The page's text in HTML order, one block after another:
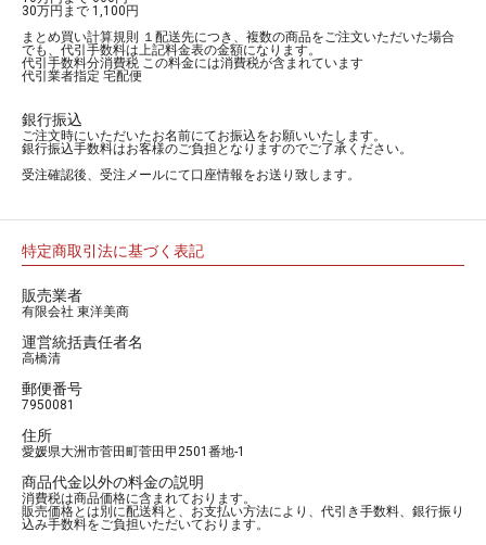
30万円まで 1,100円
まとめ買い計算規則 １配送先につき、複数の商品をご注文いただいた場合
でも、代引手数料は上記料金表の金額になります。
代引手数料分消費税 この料金には消費税が含まれています
代引業者指定 宅配便
銀行振込
ご注文時にいただいたお名前にてお振込をお願いいたします。
銀行振込手数料はお客様のご負担となりますのでご了承ください。
受注確認後、受注メールにて口座情報をお送り致します。
特定商取引法に基づく表記
販売業者
有限会社 東洋美商
運営統括責任者名
高橋清
郵便番号
7950081
住所
愛媛県大洲市菅田町菅田甲2501番地-1
商品代金以外の料金の説明
消費税は商品価格に含まれております。
販売価格とは別に配送料と、お支払い方法により、代引き手数料、銀行振り
込み手数料をご負担いただいております。